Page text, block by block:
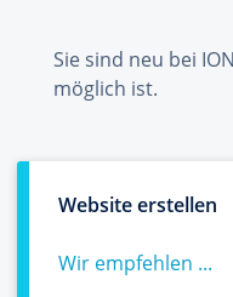
Sie sind neu bei
möglich ist.
Website erstellen
Wir empfehlen ...